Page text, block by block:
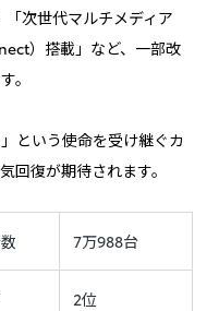
「次世代マルチメディア
）搭載」など、一部改
。
という使命を受け継ぐカ
回復が期待されます。
7万988台
2位